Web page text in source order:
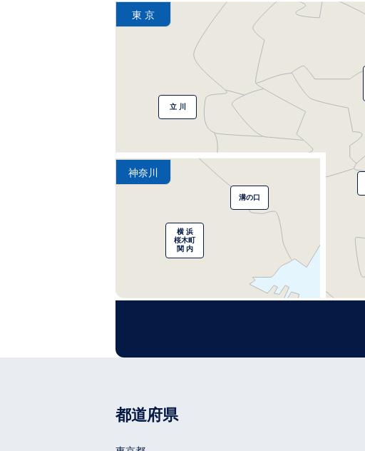
東 京
立 川
神奈川
溝の口
横 浜
桜木町
関 内
都道府県